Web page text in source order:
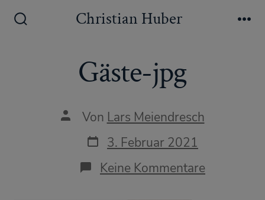
Inhalt
Christian Huber
Gäste-jpg
Autor
Beitrags
Von Lars Meiendresch
Datum
des
Beitrags
3. Februar 2021
Keine Kommentare
Gäste-